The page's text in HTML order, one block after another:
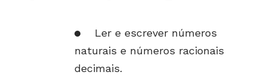
Ler e escrever números
naturais e números racionais
decimais.